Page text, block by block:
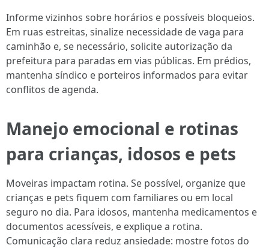
Informe vizinhos sobre horários e possíveis bloqueios.
Em ruas estreitas, sinalize necessidade de vaga para
caminhão e, se necessário, solicite autorização da
prefeitura para paradas em vias públicas. Em prédios,
mantenha síndico e porteiros informados para evitar
conflitos de agenda.
Manejo emocional e rotinas
para crianças, idosos e pets
Moveiras impactam rotina. Se possível, organize que
crianças e pets fiquem com familiares ou em local
seguro no dia. Para idosos, mantenha medicamentos e
documentos acessíveis, e explique a rotina.
Comunicação clara reduz ansiedade: mostre fotos do